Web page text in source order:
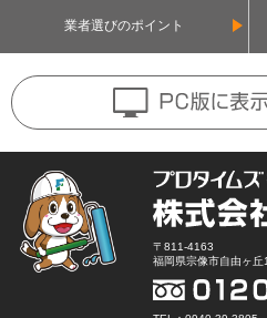
業者選びのポイント
〒811-4163
福岡県宗像市自由ヶ